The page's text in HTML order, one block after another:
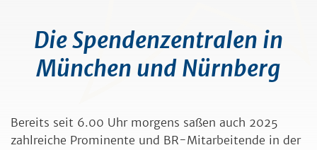
Die Spendenzentralen in
München und Nürnberg
Bereits seit 6.00 Uhr morgens saßen auch 2025
zahlreiche Prominente und BR-Mitarbeitende in der